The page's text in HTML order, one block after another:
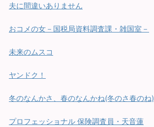
夫に間違いありません
おコメの女－国税局資料調査課・雑国室－
未来のムスコ
ヤンドク！
冬のなんかさ、春のなんかね(冬のさ春のね)
プロフェッショナル 保険調査員・天音蓮